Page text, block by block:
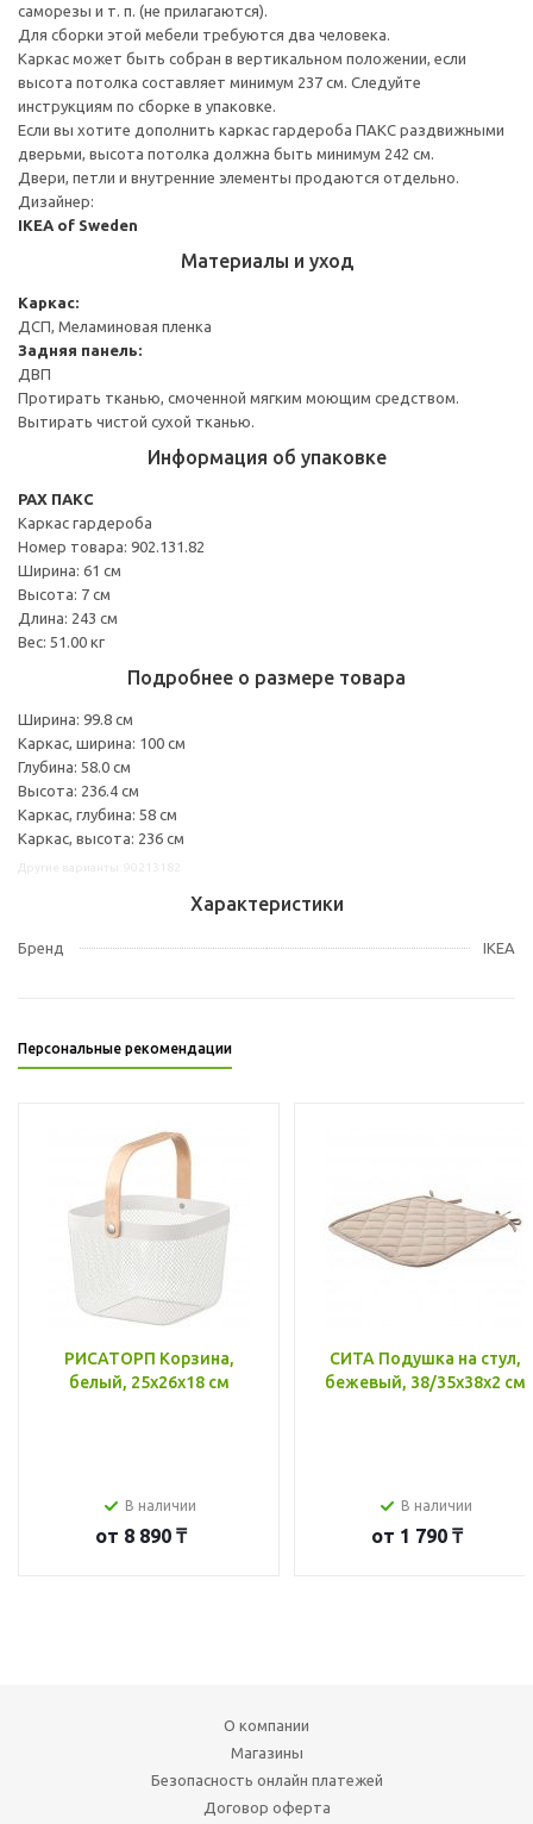
саморезы и т. п. (не прилагаются).
Для сборки этой мебели требуются два человека.
Каркас может быть собран в вертикальном положении, если
высота потолка составляет минимум 237 см. Следуйте
инструкциям по сборке в упаковке.
Если вы хотите дополнить каркас гардероба ПАКС раздвижными
дверьми, высота потолка должна быть минимум 242 см.
Двери, петли и внутренние элементы продаются отдельно.
Дизайнер:
IKEA of Sweden
Материалы и уход
Каркас:
ДСП, Меламиновая пленка
Задняя панель:
ДВП
Протирать тканью, смоченной мягким моющим средством.
Вытирать чистой сухой тканью.
Информация об упаковке
PAX ПАКС
Каркас гардероба
Номер товара: 902.131.82
Ширина: 61 см
Высота: 7 см
Длина: 243 см
Вес: 51.00 кг
Подробнее о размере товара
Ширина: 99.8 см
Каркас, ширина: 100 см
Глубина: 58.0 см
Высота: 236.4 см
Каркас, глубина: 58 см
Каркас, высота: 236 см
Характеристики
Бренд IKEA
Персональные рекомендации
РИСАТОРП Корзина,
белый, 25x26x18 см
В наличии
от 8 890 ₸
СИТА Подушка на стул,
бежевый, 38/35x38x2 см
В наличии
от 1 790 ₸
О компании
Магазины
Безопасность онлайн платежей
Договор оферта